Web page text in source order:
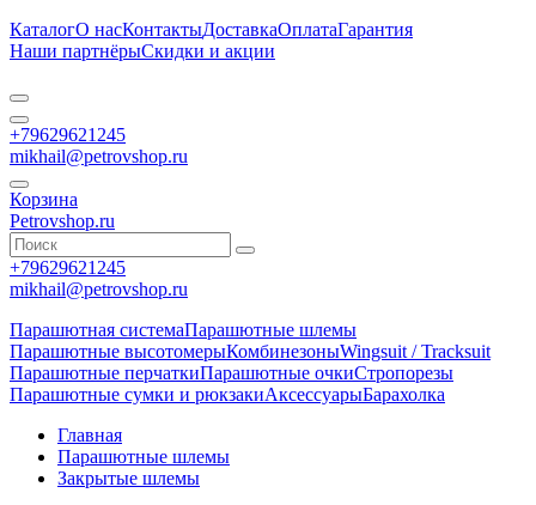
КаталогО насКонтактыДоставкаОплатаГарантия
Наши партнёрыСкидки и акции
+79629621245
mikhail@petrovshop.ru
Корзина
Petrovshop.ru
+79629621245
mikhail@petrovshop.ru
Парашютная системаПарашютные шлемы
Парашютные высотомерыКомбинезоныWingsuit / Tracksuit
Парашютные перчаткиПарашютные очкиСтропорезы
Парашютные сумки и рюкзакиАксессуарыБарахолка
Главная
Парашютные шлемы
Закрытые шлемы